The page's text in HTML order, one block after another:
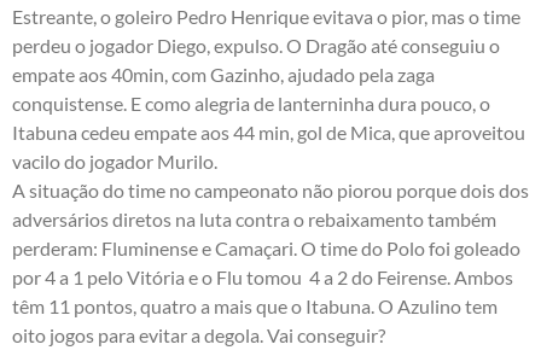
Estreante, o goleiro Pedro Henrique evitava o pior, mas o time
perdeu o jogador Diego, expulso. O Dragão até conseguiu o
empate aos 40min, com Gazinho, ajudado pela zaga
conquistense. E como alegria de lanterninha dura pouco, o
Itabuna cedeu empate aos 44 min, gol de Mica, que aproveitou
vacilo do jogador Murilo.
A situação do time no campeonato não piorou porque dois dos
adversários diretos na luta contra o rebaixamento também
perderam: Fluminense e Camaçari. O time do Polo foi goleado
por 4 a 1 pelo Vitória e o Flu tomou 4 a 2 do Feirense. Ambos
têm 11 pontos, quatro a mais que o Itabuna. O Azulino tem
oito jogos para evitar a degola. Vai conseguir?